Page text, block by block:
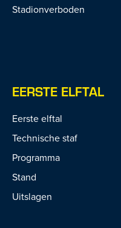
Stadionverboden
EERSTE ELFTAL
Eerste elftal
Technische staf
Programma
Stand
Uitslagen